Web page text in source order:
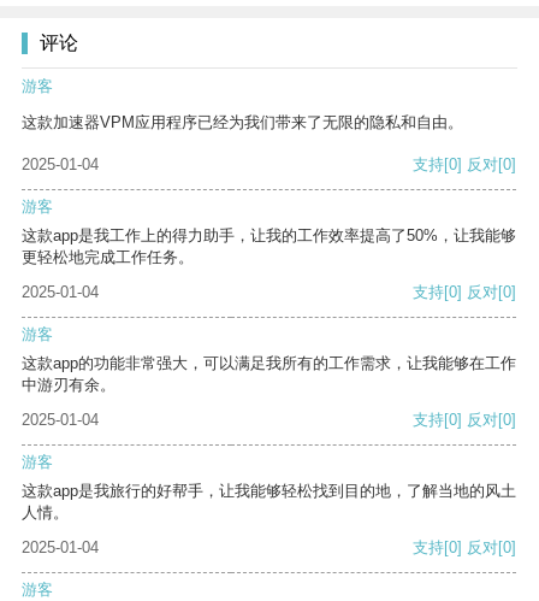
评论
游客
这款加速器VPM应用程序已经为我们带来了无限的隐私和自由。
2025-01-04 支持[0] 反对[0]
游客
这款app是我工作上的得力助手，让我的工作效率提高了50%，让我能够
更轻松地完成工作任务。
2025-01-04
支持[0] 反对[0]
游客
这款app的功能非常强大，可以满足我所有的工作需求，让我能够在工作
中游刃有余。
2025-01-04
支持[0] 反对[0]
游客
这款app是我旅行的好帮手，让我能够轻松找到目的地，了解当地的风土
人情。
2025-01-04
支持[0] 反对[0]
游客